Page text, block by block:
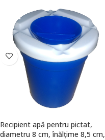
Recipient apă pentru pictat,
diametru 8 cm, înălțime 8,5 cm,